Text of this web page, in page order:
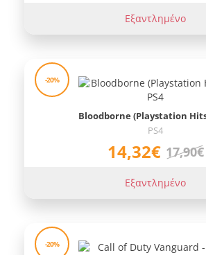
Εξαντλημένο
-20%
Bloodborne (Playstation
PS4
14,32€ 17,90€
Εξαντλημένο
-20%